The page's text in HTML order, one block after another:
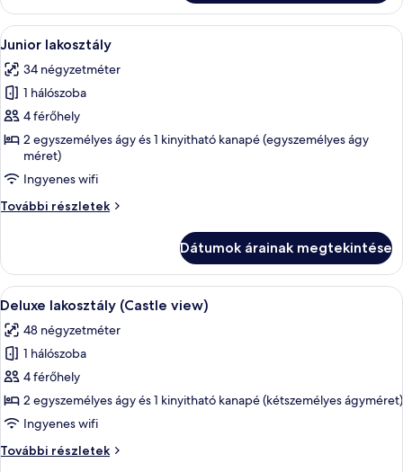
Balcony
view,
Balcony
további
A
következő
szoba
összes
képének
megtekintése:
Junior
lakosztály
Egy modern szállodai szoba,
4
Junior lakosztály
34 négyzetméter
1 hálószoba
4 férőhely
2 egyszemélyes ágy és 1 kinyitható kanapé (egyszemélyes ágy
méret)
Ingyenes wifi
További részletek
Junior
Dátumok árainak megtekintése
A
következő
szoba
összes
képének
megtekintése:
Deluxe
(Castle
Egy szállodai szoba, amelyben van
6
Deluxe lakosztály (Castle view)
48 négyzetméter
1 hálószoba
4 férőhely
2 egyszemélyes ágy és 1 kinyitható kanapé (kétszemélyes ágyméret)
Ingyenes wifi
További részletek
Deluxe